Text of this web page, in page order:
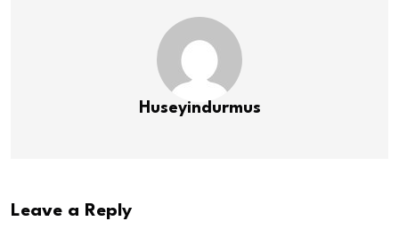
Huseyindurmus
Leave a Reply